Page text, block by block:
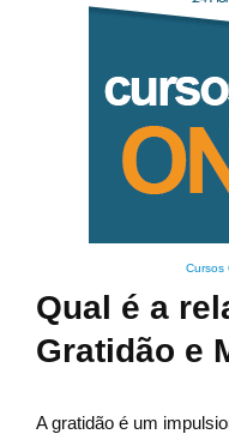
Cursos
Qual é a
Gratidão e
A gratidão é um